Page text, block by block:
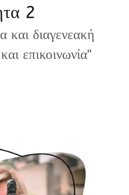
2
και διαγενεακή
επικοινωνία"